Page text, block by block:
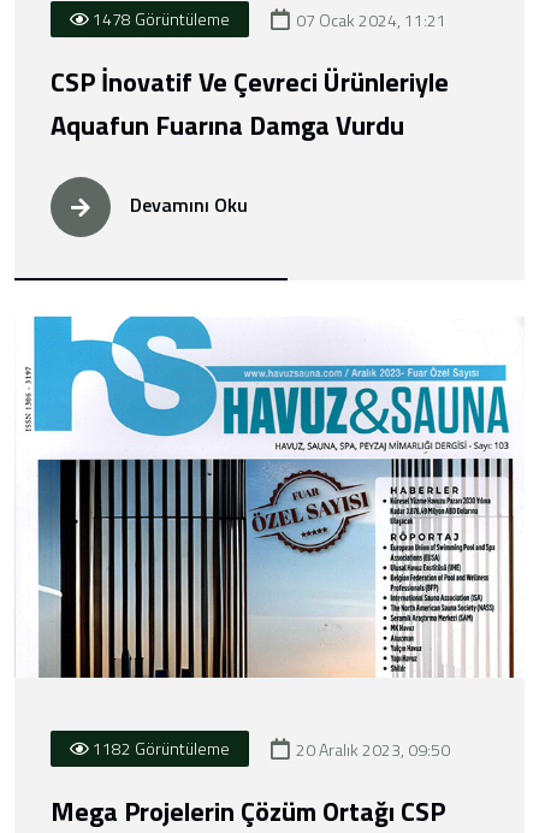
1478 Görüntüleme 07 Ocak 2024, 11:21
CSP İnovatif Ve Çevreci Ürünleriyle
Aquafun Fuarına Damga Vurdu
Devamını Oku
1182 Görüntüleme 20 Aralık 2023, 09:50
Mega Projelerin Çözüm Ortağı CSP